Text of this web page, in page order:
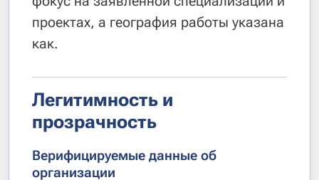
проектах, а география работы указана
как.
Легитимность и
прозрачность
Верифицируемые данные об
организации